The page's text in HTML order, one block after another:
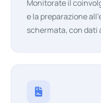
Monitorate il
e la preparazione
schermata, con dati